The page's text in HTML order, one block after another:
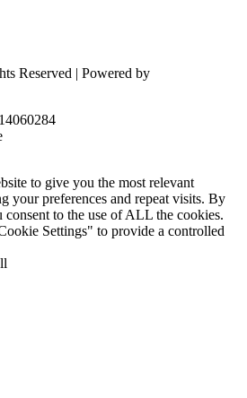
Reserved | Powered by
to give you the most relevant
your preferences and repeat visits. By
to the use of ALL the cookies.
Settings" to provide a controlled